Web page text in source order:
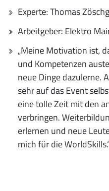
Experte: Thomas Zöschg
Arbeitgeber: Elektro
„Meine Motivation ist,
und Kompetenzen
neue Dinge dazulerne.
sehr auf das Event
eine tolle Zeit mit den
verbringen.
erlernen und neue
mich für die